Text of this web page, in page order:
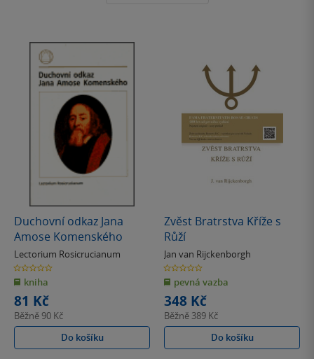
Duchovní odkaz Jana
Amose Komenského
Lectorium Rosicrucianum
0.0
z
5
hvězdiček
kniha
81 Kč
Běžně 90 Kč
Do košíku
Zvěst Bratrstva Kříže s
Růží
Jan van Rijckenborgh
0.0
z
5
hvězdiček
pevná vazba
348 Kč
Běžně 389 Kč
Do košíku